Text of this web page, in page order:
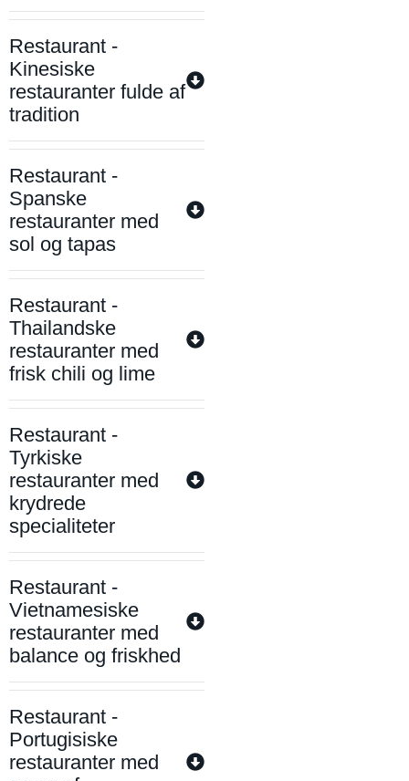
Restaurant -
Kinesiske
restauranter fulde af
tradition
Restaurant -
Spanske
restauranter med
sol og tapas
Restaurant -
Thailandske
restauranter med
frisk chili og lime
Restaurant -
Tyrkiske
restauranter med
krydrede
specialiteter
Restaurant -
Vietnamesiske
restauranter med
balance og friskhed
Restaurant -
Portugisiske
restauranter med